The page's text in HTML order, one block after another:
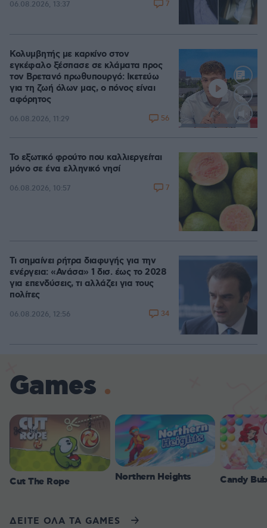
06.08.2026, 13:37 7
Loaded:
Κολυμβητής με καρκίνο στον
εγκέφαλο ξέσπασε σε κλάματα προς
τον Βρετανό πρωθυπουργό: Ικετεύω
για τη ζωή όλων μας, ο πόνος είναι
αφόρητος
06.08.2026, 11:29 56
Το εξωτικό φρούτο που καλλιεργείται
μόνο σε ένα ελληνικό νησί
06.08.2026, 10:57 7
Τι σημαίνει ρήτρα διαφυγής για την
ενέργεια: «Ανάσα» 1 δισ. έως το 2028
για επενδύσεις, τι αλλάζει για τους
πολίτες
06.08.2026, 12:56 34
Games
Cut The Rope Northern Heights Candy
ΔΕΙΤΕ ΟΛΑ ΤΑ GAMES